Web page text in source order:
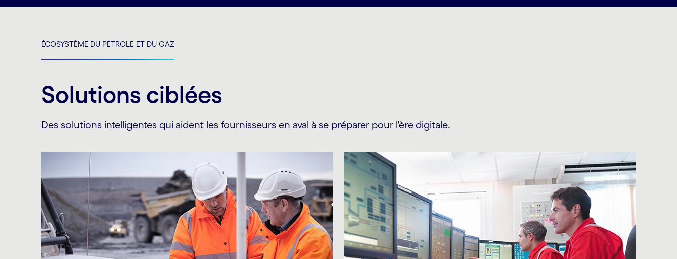
ÉCOSYSTÈME DU PÉTROLE ET DU GAZ
Solutions ciblées
Des solutions intelligentes qui aident les fournisseurs en aval à se préparer pour l'ère digitale.